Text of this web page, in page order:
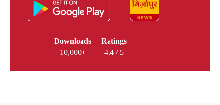
Downloads
10,000+
Ratings
4.4 / 5